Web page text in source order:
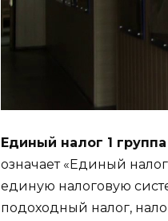
Единый налог 1
означает «Единый
единую налоговую
подоходный налог,